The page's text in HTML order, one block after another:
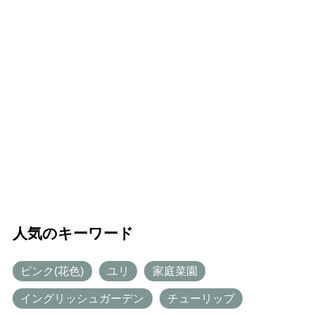
人気のキーワード
ピンク(花色) ユリ 家庭菜園
イングリッシュガーデン チューリップ